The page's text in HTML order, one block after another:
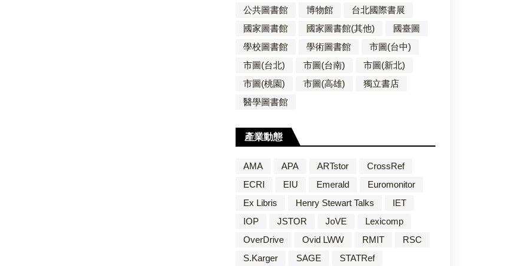
公共圖書館 博物館
台北國際書展
國家圖書館
國家圖書館(其他)
國臺圖
學校圖書館
學術圖書館
市圖(台中)
市圖(台北)
市圖(台南)
市圖(新北)
市圖(桃園)
市圖(高雄)
獨立書店
醫學圖書館
產業動態
AMA APA ARTstor
CrossRef
ECRI
EIU Emerald
Euromonitor
Ex Libris
Henry Stewart Talks
IET
IOP
JSTOR JoVE
Lexicomp
OverDrive
Ovid LWW RMIT
RSC
S.Karger
SAGE STATRef